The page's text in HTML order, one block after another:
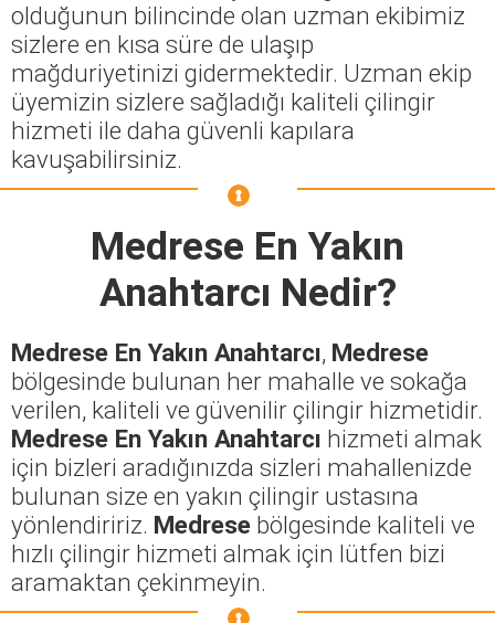
olduğunun bilincinde olan uzman ekibimiz
sizlere en kısa süre de ulaşıp
mağduriyetinizi gidermektedir. Uzman ekip
üyemizin sizlere sağladığı kaliteli çilingir
hizmeti ile daha güvenli kapılara
kavuşabilirsiniz.
Medrese En Yakın
Anahtarcı Nedir?
Medrese En Yakın Anahtarcı, Medrese
bölgesinde bulunan her mahalle ve sokağa
verilen, kaliteli ve güvenilir çilingir hizmetidir.
Medrese En Yakın Anahtarcı hizmeti almak
için bizleri aradığınızda sizleri mahallenizde
bulunan size en yakın çilingir ustasına
yönlendiririz. Medrese bölgesinde kaliteli ve
hızlı çilingir hizmeti almak için lütfen bizi
aramaktan çekinmeyin.